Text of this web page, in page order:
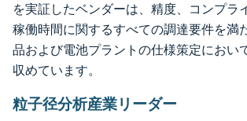
を実証したベンダーは、精度、コンプラ
稼働時間に関するすべての調達要件を満
品および電池プラントの仕様策定におい
収めています。
粒子径分析産業リーダー